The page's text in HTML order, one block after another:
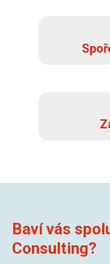
Baví vás
Consulting?